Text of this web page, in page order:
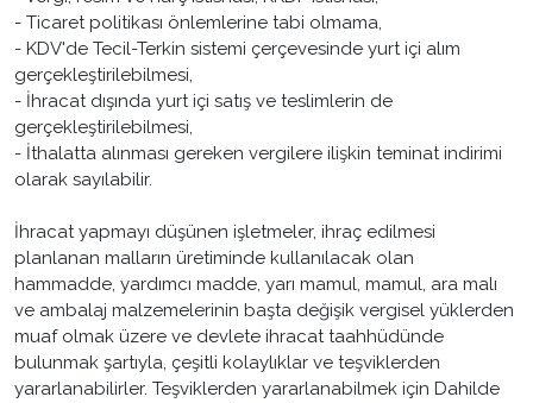
- Ticaret politikası önlemlerine tabi olmama,
- KDV'de Tecil-Terkin sistemi çerçevesinde yurt içi alım
gerçekleştirilebilmesi,
- İhracat dışında yurt içi satış ve teslimlerin de
gerçekleştirilebilmesi,
- İthalatta alınması gereken vergilere ilişkin teminat indirimi
olarak sayılabilir.
İhracat yapmayı düşünen işletmeler, ihraç edilmesi
planlanan malların üretiminde kullanılacak olan
hammadde, yardımcı madde, yarı mamul, mamul, ara malı
ve ambalaj malzemelerinin başta değişik vergisel yüklerden
muaf olmak üzere ve devlete ihracat taahhüdünde
bulunmak şartıyla, çeşitli kolaylıklar ve teşviklerden
yararlanabilirler. Teşviklerden yararlanabilmek için Dahilde